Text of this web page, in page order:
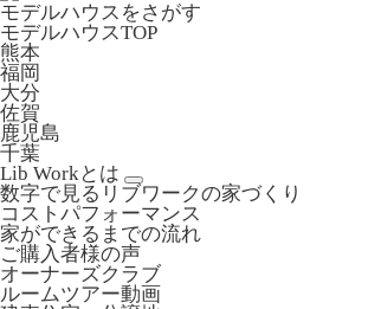
モデルハウスをさがす
モデルハウスTOP
熊本
福岡
大分
佐賀
鹿児島
千葉
Lib Workとは
数字で見るリブワークの家づくり
コストパフォーマンス
家ができるまでの流れ
ご購入者様の声
オーナーズクラブ
ルームツアー動画